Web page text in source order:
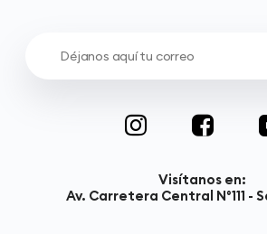
Visítanos en:
Av. Carretera Central N°111 -